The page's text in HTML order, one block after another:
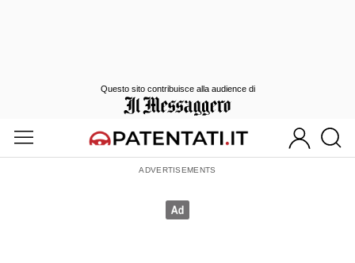
Questo sito contribuisce alla audience di